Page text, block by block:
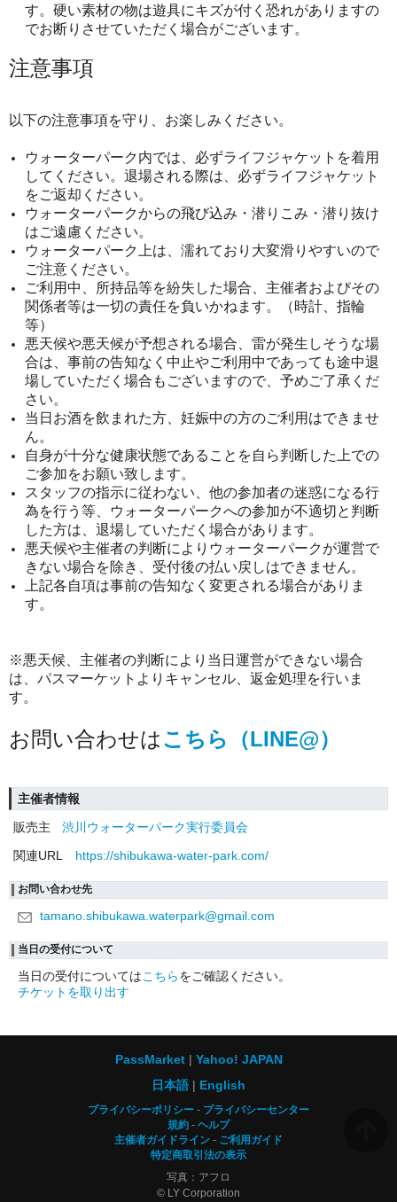
す。硬い素材の物は遊具にキズが付く恐れがありますの
でお断りさせていただく場合がございます。
注意事項
以下の注意事項を守り、お楽しみください。
ウォーターパーク内では、必ずライフジャケットを着用
してください。退場される際は、必ずライフジャケット
をご返却ください。
ウォーターパークからの飛び込み・潜りこみ・潜り抜け
はご遠慮ください。
ウォーターパーク上は、濡れており大変滑りやすいので
ご注意ください。
ご利用中、所持品等を紛失した場合、主催者およびその
関係者等は一切の責任を負いかねます。（時計、指輪
等）
悪天候や悪天候が予想される場合、雷が発生しそうな場
合は、事前の告知なく中止やご利用中であっても途中退
場していただく場合もございますので、予めご了承くだ
さい。
当日お酒を飲まれた方、妊娠中の方のご利用はできませ
ん。
自身が十分な健康状態であることを自ら判断した上での
ご参加をお願い致します。
スタッフの指示に従わない、他の参加者の迷惑になる行
為を行う等、ウォーターパークへの参加が不適切と判断
した方は、退場していただく場合があります。
悪天候や主催者の判断によりウォーターパークが運営で
きない場合を除き、受付後の払い戻しはできません。
上記各自項は事前の告知なく変更される場合がありま
す。
※悪天候、主催者の判断により当日運営ができない場合
は、パスマーケットよりキャンセル、返金処理を行いま
す。
お問い合わせはこちら（LINE@）
主催者情報
販売主
渋川ウォーターパーク実行委員会
関連URL
https://shibukawa-water-park.com/
お問い合わせ先
tamano.shibukawa.waterpark@gmail.com
当日の受付について
当日の受付についてはこちらをご確認ください。
チケットを取り出す
PassMarket
Yahoo! JAPAN
日本語
English
プライバシーポリシー
プライバシーセンター
規約
ヘルプ
主催者ガイドライン
ご利用ガイド
特定商取引法の表示
写真：アフロ
© LY Corporation